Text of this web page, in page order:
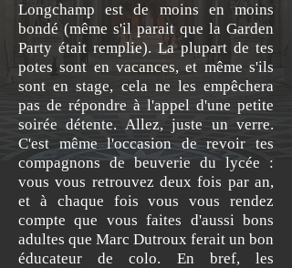
Longchamp est de moins en moins
bondé (même s'il parait que la Garden
Party était remplie). La plupart de tes
potes sont en vacances, et même s'ils
sont en stage, cela ne les empêchera
pas de répondre à l'appel d'une petite
soirée détente. Allez, juste un verre.
C'est même l'occasion de revoir tes
compagnons de beuverie du lycée :
vous vous retrouvez deux fois par an,
et à chaque fois vous vous rendez
compte que vous faites d'aussi bons
adultes que Marc Dutroux ferait un bon
éducateur de colo. En bref, les